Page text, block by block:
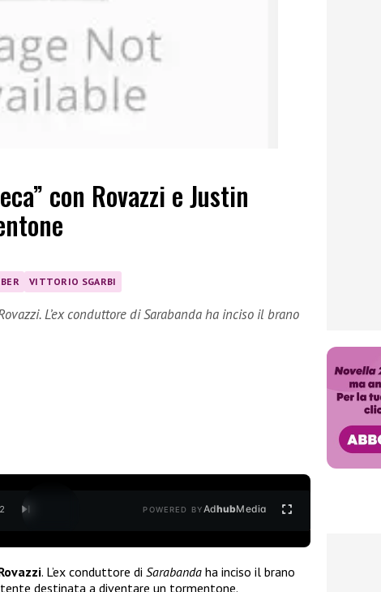
con Rovazzi e Justin
VITTORIO SGARBI
L’ex conduttore di Sarabanda ha inciso il brano
2 POWERED BYAdhubMedia
. L’ex conduttore di Sarabanda ha inciso il brano
destinata a diventare un tormentone.